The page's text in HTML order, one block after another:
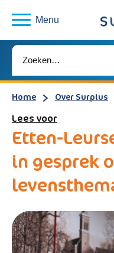
Menu
Home Over Surplus
Lees voor
Etten-
in gesprek